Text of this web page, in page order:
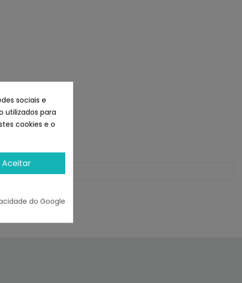
sociais e
utilizados para
cookies e o
Aceitar
do Google